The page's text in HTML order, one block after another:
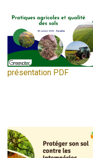
présentation PDF